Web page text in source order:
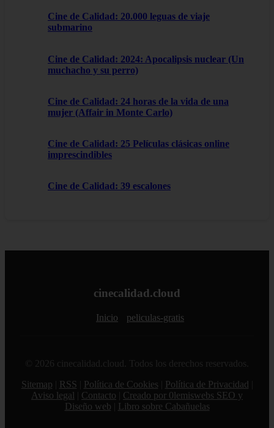
Cine de Calidad: 20.000 leguas de viaje
submarino
Cine de Calidad: 2024: Apocalipsis nuclear (Un
muchacho y su perro)
Cine de Calidad: 24 horas de la vida de una
mujer (Affair in Monte Carlo)
Cine de Calidad: 25 Películas clásicas online
imprescindibles
Cine de Calidad: 39 escalones
cinecalidad.cloud
Inicio peliculas-gratis
© 2026 cinecalidad.cloud. Todos los derechos reservados.
Sitemap
RSS Política de Cookies Política de Privacidad
Aviso legal
Contacto
Creado por 0lemiswebs SEO y
Diseño web
Libro sobre Cabañuelas